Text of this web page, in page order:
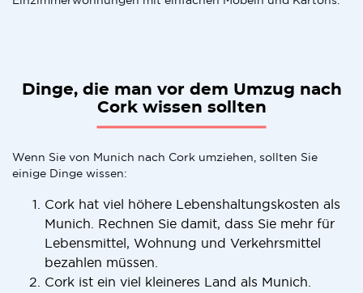
Dinge, die man vor dem Umzug nach
Cork wissen sollten
Wenn Sie von Munich nach Cork umziehen, sollten Sie
einige Dinge wissen:
Cork hat viel höhere Lebenshaltungskosten als
Munich. Rechnen Sie damit, dass Sie mehr für
Lebensmittel, Wohnung und Verkehrsmittel
bezahlen müssen.
Cork ist ein viel kleineres Land als Munich.